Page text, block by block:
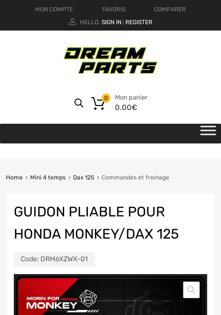
MON COMPTE FAVORIS
COMPARER
HELLO. SIGN IN REGISTER
Mon panier
0.00€
0
Home Mini 4 temps Dax 125 Commandes et freinage
GUIDON PLIABLE POUR
HONDA MONKEY/DAX 125
Code: DRM6XZWX-01